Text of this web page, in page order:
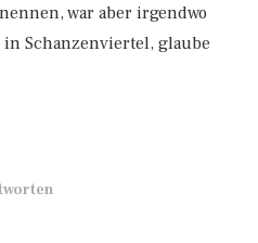
war aber irgendwo
in Schanzenviertel, glaube